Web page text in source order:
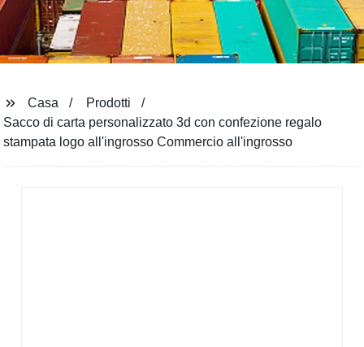
Casa
Prodotti
Sacco di carta personalizzato 3d con confezione regalo
stampata logo all'ingrosso Commercio all'ingrosso